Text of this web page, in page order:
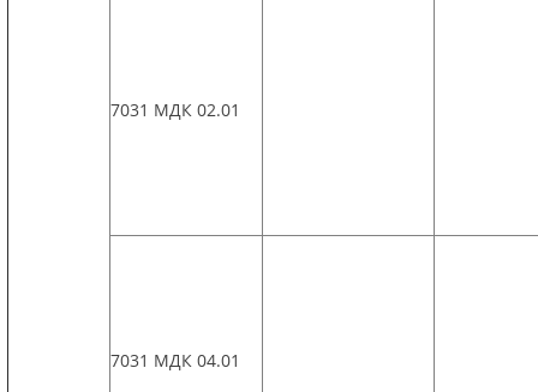
7031 МДК 02.01
7031 МДК 04.01